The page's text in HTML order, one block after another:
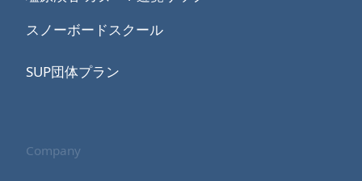
スノーボードスクール
SUP団体プラン
Company